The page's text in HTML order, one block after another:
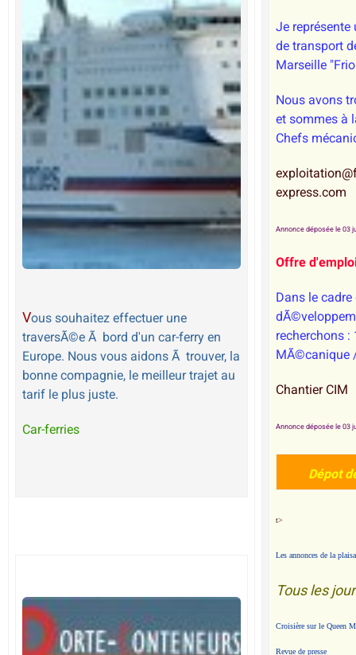
Vous souhaitez effectuer une
traversÃ©e Ã bord d'un car-ferry en
Europe. Nous vous aidons Ã trouver, la
bonne compagnie, le meilleur trajet au
tarif le plus juste.
Car-ferries
Je représente
de transport
Marseille
Nous avons
et sommes à
Chefs
express.com
Annonce déposée le 03
Offre
Dans le cadre
recherchons :
MÃ©canique
Chantier CIM
Annonce déposée le 03
Dépot
t>
Les annonces de la
Tous les
Croisière sur le Queen
Revue de presse